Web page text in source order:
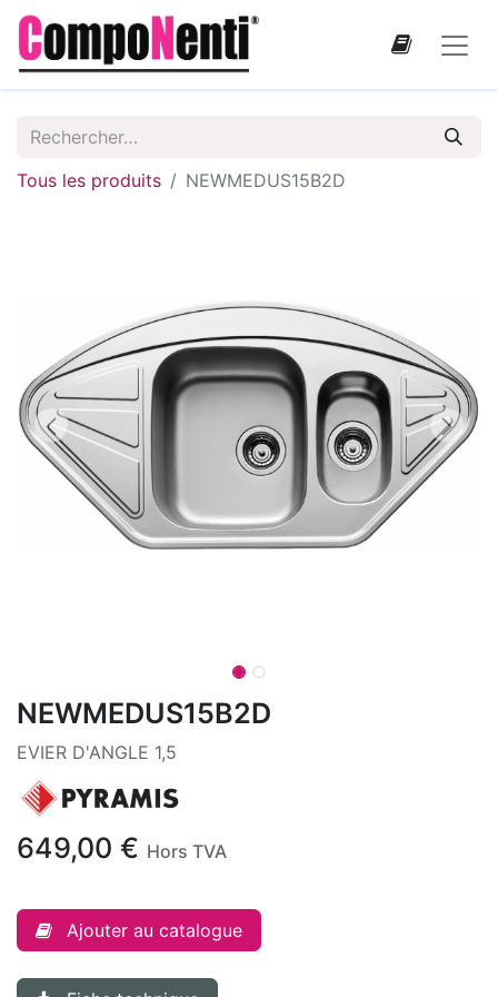
Tous les produits NEWMEDUS15B2D
NEWMEDUS15B2D
EVIER D'ANGLE 1,5
649,00 € Hors TVA
Ajouter au catalogue